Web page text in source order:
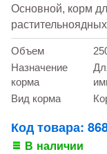
Основной, корм
Объем
Назначение
корма
Вид корма
Код товара:
В наличии